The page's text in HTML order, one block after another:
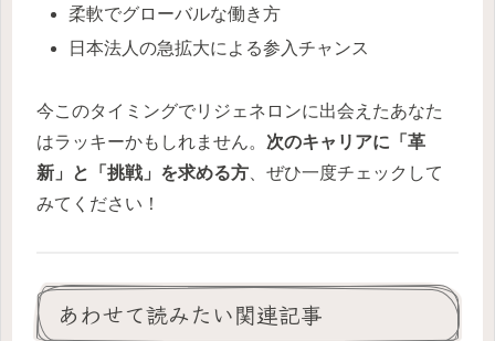
柔軟でグローバルな働き方
日本法人の急拡大による参入チャンス
今このタイミングでリジェネロンに出会えたあなた
はラッキーかもしれません。 次のキャリアに「革
新」と「挑戦」を求める方 、ぜひ一度チェックして
みてください！
あわせて読みたい関連記事